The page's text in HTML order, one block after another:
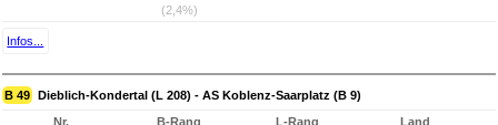
(2,4%)
Infos...
B 49 Dieblich-Kondertal (L 208) - AS Koblenz-Saarplatz (B 9)
Nr.
B-Rang
L-Rang
Land